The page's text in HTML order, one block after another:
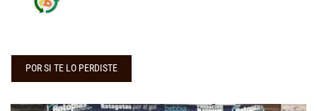
POR SI TE LO PERDISTE